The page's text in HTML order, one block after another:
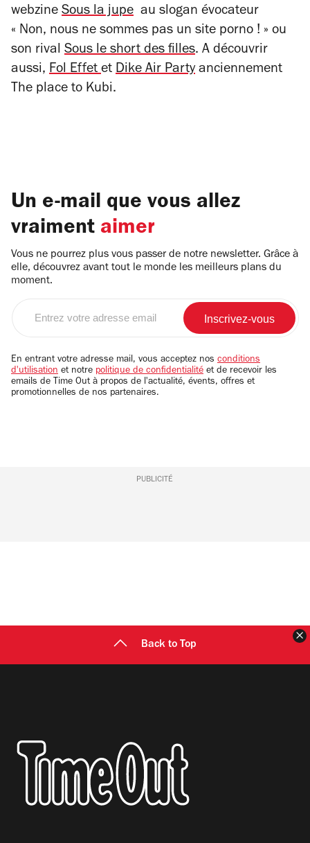
webzine Sous la jupe au slogan évocateur
« Non, nous ne sommes pas un site porno ! » ou
son rival Sous le short des filles. A découvrir
aussi, Fol Effetet Dike Air Partyanciennement
The place to Kubi.
Un e-mail que vous allez
vraiment aimer
Vous ne pourrez plus vous passer de notre newsletter. Grâce à
elle, découvrez avant tout le monde les meilleurs plans du
moment.
email
En entrant votre adresse mail, vous acceptez nos conditions
d'utilisation et notre politique de confidentialité et de recevoir les
emails de Time Out à propos de l'actualité, évents, offres et
promotionnelles de nos partenaires.
PUBLICITÉ
Back to Top